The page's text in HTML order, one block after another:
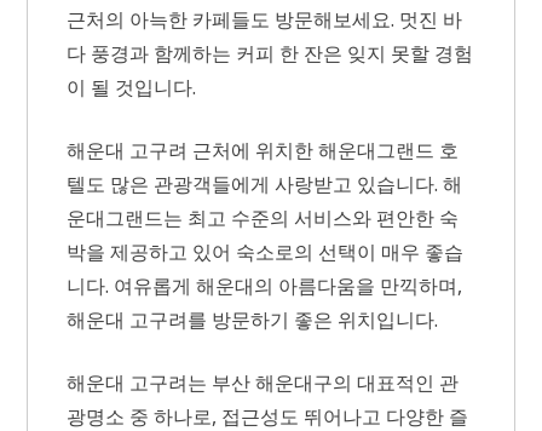
근처의 아늑한 카페들도 방문해보세요. 멋진 바
다 풍경과 함께하는 커피 한 잔은 잊지 못할 경험
이 될 것입니다.
해운대 고구려 근처에 위치한 해운대그랜드 호
텔도 많은 관광객들에게 사랑받고 있습니다. 해
운대그랜드는 최고 수준의 서비스와 편안한 숙
박을 제공하고 있어 숙소로의 선택이 매우 좋습
니다. 여유롭게 해운대의 아름다움을 만끽하며,
해운대 고구려를 방문하기 좋은 위치입니다.
해운대 고구려는 부산 해운대구의 대표적인 관
광명소 중 하나로, 접근성도 뛰어나고 다양한 즐